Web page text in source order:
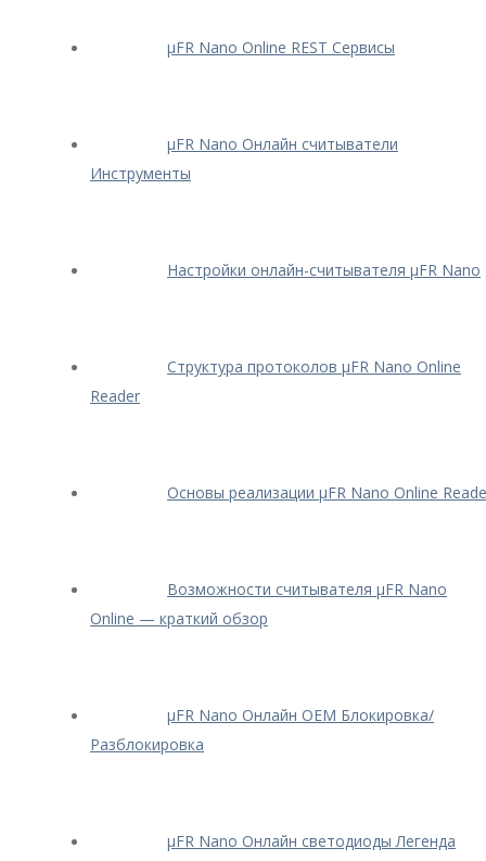
μFR Nano Online REST Сервисы
μFR Nano Онлайн считыватели
Инструменты
Настройки онлайн-считывателя μFR Nano
Структура протоколов μFR Nano Online
Reader
Основы реализации μFR Nano Online
Возможности считывателя μFR Nano
Online — краткий обзор
μFR Nano Онлайн OEM Блокировка/
Разблокировка
μFR Nano Онлайн светодиоды Легенда